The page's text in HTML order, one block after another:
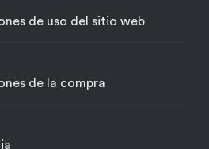
de uso del sitio web
de la compra